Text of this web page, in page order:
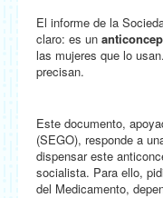
El informe de la
claro: es un
las mujeres que lo
precisan.
Este documento,
(SEGO), responde a
dispensar este
socialista. Para ello,
del Medicamento,